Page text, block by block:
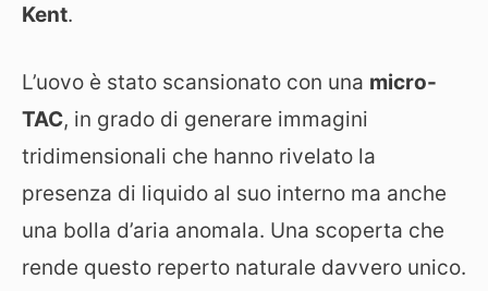
Kent.
L’uovo è stato scansionato con una micro-
TAC, in grado di generare immagini
tridimensionali che hanno rivelato la
presenza di liquido al suo interno ma anche
una bolla d’aria anomala. Una scoperta che
rende questo reperto naturale davvero unico.